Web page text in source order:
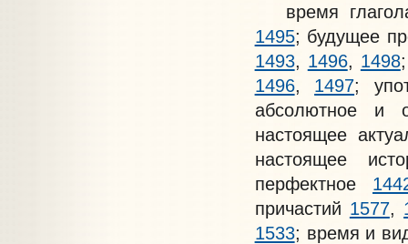
время
1495; будущее
1493, 1496, 1498
1496, 1497;
абсолютное и
настоящее
настоящее
перфектное
причастий 1577,
1533; время и